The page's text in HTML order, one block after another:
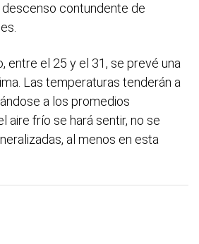
contundente de
entre el 25 y el 31, se prevé una
Las temperaturas tenderán a
a los promedios
aire frío se hará sentir, no se
al menos en esta